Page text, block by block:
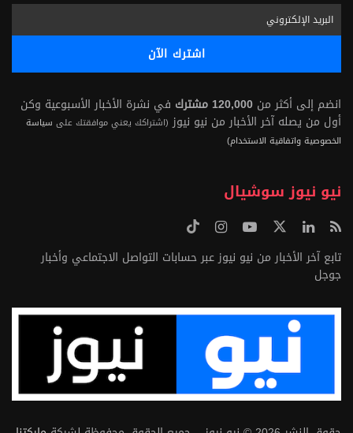
انضم إلى أكثر من 120,000 مشترك
في نشرة الأخبار الأسبوعية وكن
أول من يصله آخر الأخبار من نيو نيوز (اشتراكك يعني موافقتك على سياسة
الخصوصية واتفاقية الاستخدام)
نيو نيوز سوشيال
تابع آخر الأخبار من نيو نيوز عبر حسابات التواصل الاجتماعي وأخبار
جوجل